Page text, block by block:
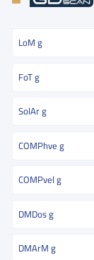
LoM g
FoT g
SolAr g
COMPhve g
COMPvel g
DMDos g
DMArM g